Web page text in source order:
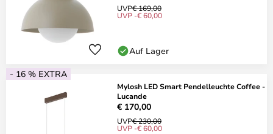
UVP€ 169,00
UVP -€ 60,00
Auf Lager
- 16 % EXTRA
Mylosh LED Smart Pendelleuchte Coffee -
Lucande
€ 170,00
UVP€ 230,00
UVP -€ 60,00